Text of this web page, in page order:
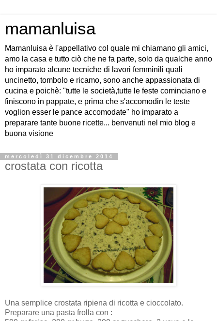
mamanluisa
Mamanluisa è l'appellativo col quale mi chiamano gli amici,
amo la casa e tutto ciò che ne fa parte, solo da qualche anno
ho imparato alcune tecniche di lavori femminili quali
uncinetto, tombolo e ricamo, sono anche appassionata di
cucina e poichè: "tutte le società,tutte le feste cominciano e
finiscono in pappate, e prima che s'accomodin le teste
voglion esser le pance accomodate" ho imparato a
preparare tante buone ricette... benvenuti nel mio blog e
buona visione
mercoledì 31 dicembre 2014
crostata con ricotta
Una semplice crostata ripiena di ricotta e cioccolato.
Preparare una pasta frolla con :